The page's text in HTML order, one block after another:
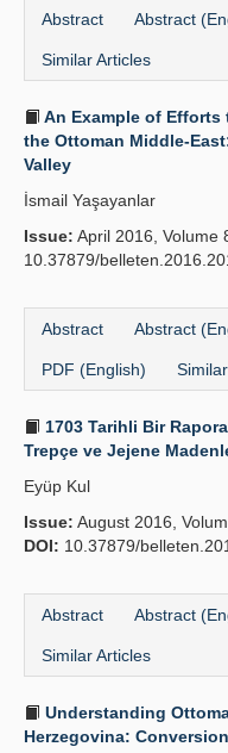
Abstract Abstract
Similar Articles
An Example of
the Ottoman Middle-
Valley
İsmail Yaşayanlar
Issue: April 2016, Volume
10.37879/
Abstract Abstract
PDF (English)
1703 Tarihli Bir
Trepçe ve Jejene
Eyüp Kul
Issue: August 2016,
DOI: 10.37879/
Abstract Abstract
Similar Articles
Understanding
Herzegovina: